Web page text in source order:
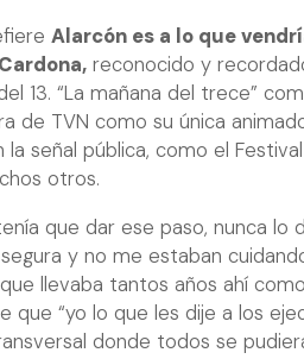
Alarcón es a lo que
reconocido y
13. “La mañana del trece”
de TVN como su única
señal pública, como el
otros.
que dar ese paso, nunca lo
y no me estaban
llevaba tantos años ahí
que “yo lo que les dije a los
donde todos se